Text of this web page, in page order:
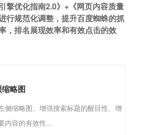
擎优化指南2.0》+《网页内容质量
行规范化调整，提升百度蜘蛛的抓
，排名展现效率和有效点击的效
略图
侧缩略图、增强搜索标题的醒目性、增
内容的有效性...